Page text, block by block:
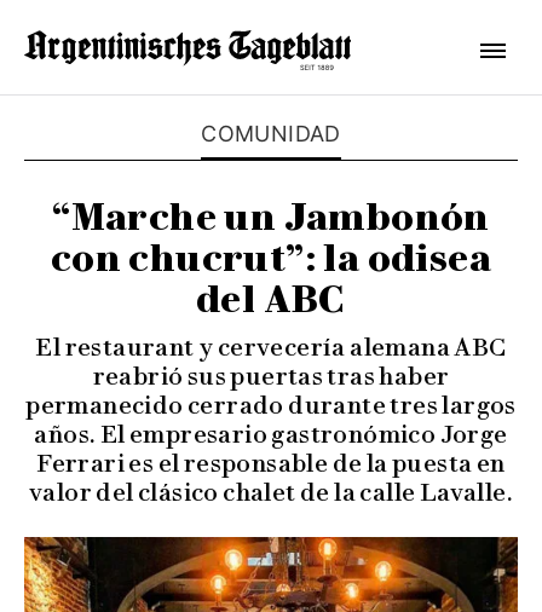
COMUNIDAD
“Marche un Jambonón
con chucrut”: la odisea
del ABC
El restaurant y cervecería alemana ABC
reabrió sus puertas tras haber
permanecido cerrado durante tres largos
años. El empresario gastronómico Jorge
Ferrari es el responsable de la puesta en
valor del clásico chalet de la calle Lavalle.